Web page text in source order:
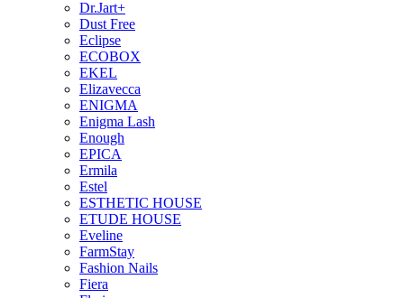
Dr.Jart+
Dust Free
Eclipse
ECOBOX
EKEL
Elizavecca
ENIGMA
Enigma Lash
Enough
EPICA
Ermila
Estel
ESTHETIC HOUSE
ETUDE HOUSE
Eveline
FarmStay
Fashion Nails
Fiera